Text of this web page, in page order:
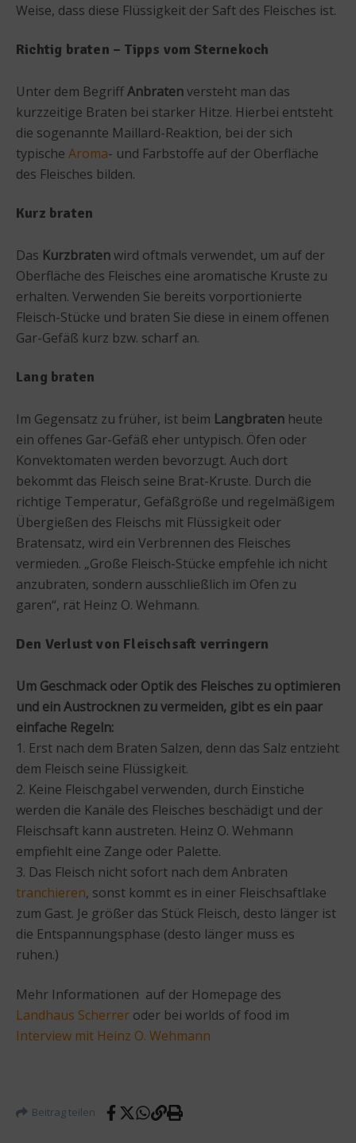
Weise, dass diese Flüssigkeit der Saft des Fleisches ist.
Richtig braten – Tipps vom Sternekoch
Unter dem BegriffAnbratenversteht man das
kurzzeitige Braten bei starker Hitze. Hierbei entsteht
die sogenannte Maillard-Reaktion, bei der sich
typische Aroma- und Farbstoffe auf der Oberfläche
des Fleisches bilden.
Kurz braten
Das Kurzbratenwird oftmals verwendet, um auf der
Oberfläche des Fleisches eine aromatische Kruste zu
erhalten. Verwenden Sie bereits vorportionierte
Fleisch-Stücke und braten Sie diese in einem offenen
Gar-Gefäß kurz bzw. scharf an.
Lang braten
Im Gegensatz zu früher, ist beim Langbraten heute
ein offenes Gar-Gefäß eher untypisch. Öfen oder
Konvektomaten werden bevorzugt. Auch dort
bekommt das Fleisch seine Brat-Kruste. Durch die
richtige Temperatur, Gefäßgröße und regelmäßigem
Übergießen des Fleischs mit Flüssigkeit oder
Bratensatz, wird ein Verbrennen des Fleisches
vermieden. „Große Fleisch-Stücke empfehle ich nicht
anzubraten, sondern ausschließlich im Ofen zu
garen“, rät Heinz O. Wehmann.
Den Verlust von Fleischsaft verringern
Um Geschmack oder Optik des Fleisches zu optimieren
und ein Austrocknen zu vermeiden, gibt es ein paar
einfache Regeln:
1. Erst nach dem Braten Salzen, denn das Salz entzieht
dem Fleisch seine Flüssigkeit.
2. Keine Fleischgabel verwenden, durch Einstiche
werden die Kanäle des Fleisches beschädigt und der
Fleischsaft kann austreten. Heinz O. Wehmann
empfiehlt eine Zange oder Palette.
3. Das Fleisch nicht sofort nach dem Anbraten
tranchieren, sonst kommt es in einer Fleischsaftlake
zum Gast. Je größer das Stück Fleisch, desto länger ist
die Entspannungsphase (desto länger muss es
ruhen.)
Mehr Informationen auf der Homepage des
Landhaus Scherrer oder bei worlds of food im
Interview mit Heinz O. Wehmann
Beitrag teilen